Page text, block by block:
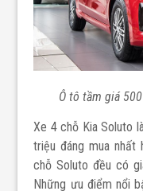
Ô tô tầm giá
Xe 4 chỗ Kia Soluto
triệu đáng mua nhất
chỗ Soluto đều có
Những ưu điểm nổi